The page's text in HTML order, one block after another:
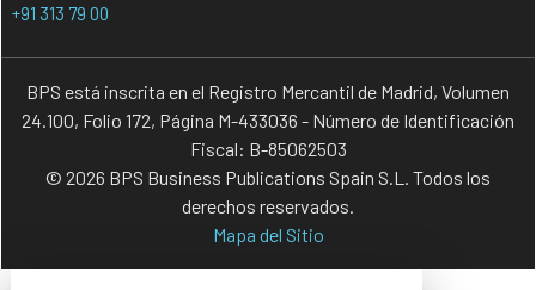
+91 313 79 00
BPS está inscrita en el Registro Mercantil de Madrid, Volumen
24.100, Folio 172, Página M-433036 - Número de Identificación
Fiscal: B-85062503
© 2026 BPS Business Publications Spain S.L. Todos los
derechos reservados.
Mapa del Sitio